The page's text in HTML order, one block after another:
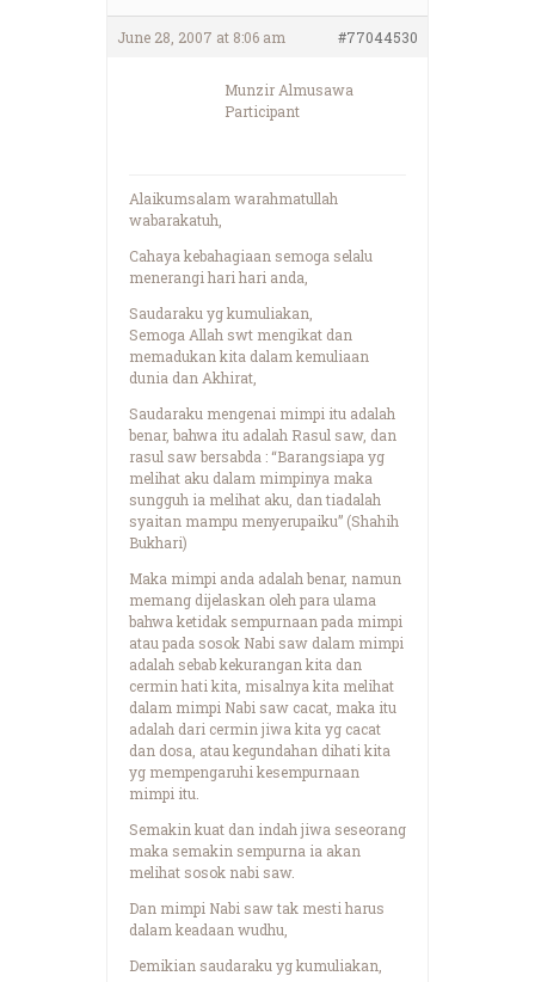
June 28, 2007 at 8:06 am #77044530
Munzir Almusawa
Participant
Alaikumsalam warahmatullah
wabarakatuh,
Cahaya kebahagiaan semoga selalu
menerangi hari hari anda,
Saudaraku yg kumuliakan,
Semoga Allah swt mengikat dan
memadukan kita dalam kemuliaan
dunia dan Akhirat,
Saudaraku mengenai mimpi itu adalah
benar, bahwa itu adalah Rasul saw, dan
rasul saw bersabda : “Barangsiapa yg
melihat aku dalam mimpinya maka
sungguh ia melihat aku, dan tiadalah
syaitan mampu menyerupaiku” (Shahih
Bukhari)
Maka mimpi anda adalah benar, namun
memang dijelaskan oleh para ulama
bahwa ketidak sempurnaan pada mimpi
atau pada sosok Nabi saw dalam mimpi
adalah sebab kekurangan kita dan
cermin hati kita, misalnya kita melihat
dalam mimpi Nabi saw cacat, maka itu
adalah dari cermin jiwa kita yg cacat
dan dosa, atau kegundahan dihati kita
yg mempengaruhi kesempurnaan
mimpi itu.
Semakin kuat dan indah jiwa seseorang
maka semakin sempurna ia akan
melihat sosok nabi saw.
Dan mimpi Nabi saw tak mesti harus
dalam keadaan wudhu,
Demikian saudaraku yg kumuliakan,